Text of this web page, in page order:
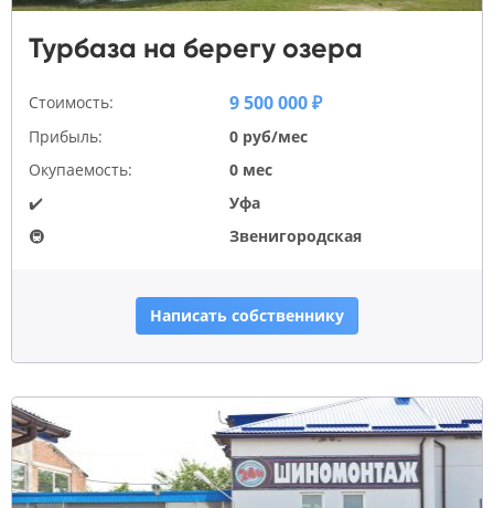
Турбаза на берегу озера
Стоимость: 9 500 000 ₽
Прибыль:
0 руб/мес
Окупаемость:
0 мес
✔️
Уфа
🚇
Звенигородская
Написать собственнику